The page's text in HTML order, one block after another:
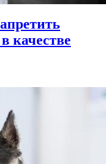
качестве